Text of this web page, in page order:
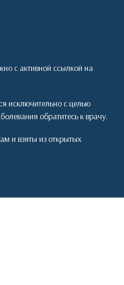
с активной ссылкой на
исключительно с целью
обратитесь к врачу.
и взяты из открытых